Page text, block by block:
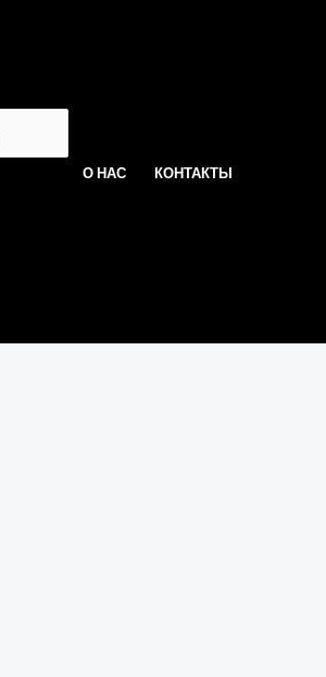
О НАС КОНТАКТЫ